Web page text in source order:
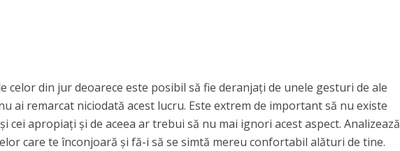
celor din jur deoarece este posibil să fie deranjați de unele gesturi de ale
ai remarcat niciodată acest lucru. Este extrem de important să nu existe
cei apropiați și de aceea ar trebui să nu mai ignori acest aspect. Analizează
care te înconjoară și fă-i să se simtă mereu confortabil alături de tine.